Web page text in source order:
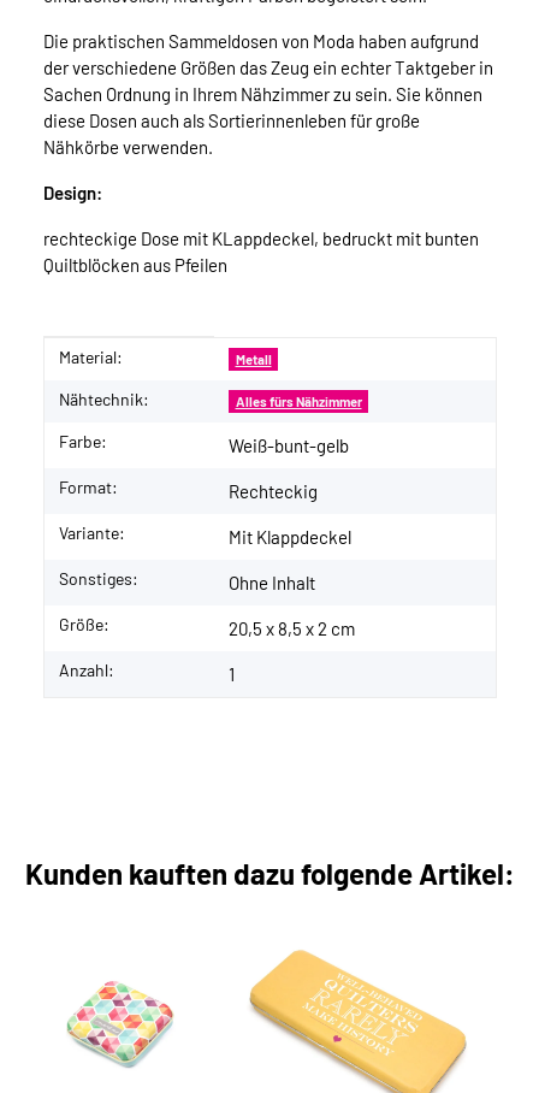
Die praktischen Sammeldosen von Moda haben aufgrund
der verschiedene Größen das Zeug ein echter Taktgeber in
Sachen Ordnung in Ihrem Nähzimmer zu sein. Sie können
diese Dosen auch als Sortierinnenleben für große
Nähkörbe verwenden.
Design:
rechteckige Dose mit KLappdeckel, bedruckt mit bunten
Quiltblöcken aus Pfeilen
Produkteigenschaft
Wert
Material: Metall
Nähtechnik: Alles fürs Nähzimmer
Farbe: Weiß-bunt-gelb
Format: Rechteckig
Variante: Mit Klappdeckel
Sonstiges: Ohne Inhalt
Größe: 20,5 x 8,5 x 2 cm
Anzahl: 1
Kunden kauften dazu folgende Artikel: